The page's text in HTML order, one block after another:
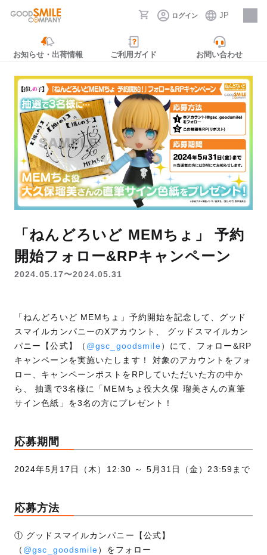
ログイン JP
採用情報
お知らせ・出荷情報 ご利用ガイド お問い合わせ
「ねんどろいど MEMちょ」 予約
開始フォロー&RPキャンペーン
2024.05.17〜2024.05.31
「ねんどろいど MEMちょ」予約開始を記念して、グッド
スマイルカンパニーのXアカウント、 グッドスマイルカン
パニー【公式】（ @gsc_goodsmile）にて、フォロー&RP
キャンペーンを実施いたします！ 対象のアカウントをフォ
ロー、キャンペーンポストをRPしていただいた方の中か
ら、 抽選で3名様に「MEMちょ役大久保 瑠美さんの直筆
サイン色紙」を3名の方にプレゼント！
応募期間
2024年5月17日（木）12:30 ～ 5月31日（金）23:59まで
応募方法
① グッドスマイルカンパニー【公式】
（ @gsc_goodsmile）をフォロー